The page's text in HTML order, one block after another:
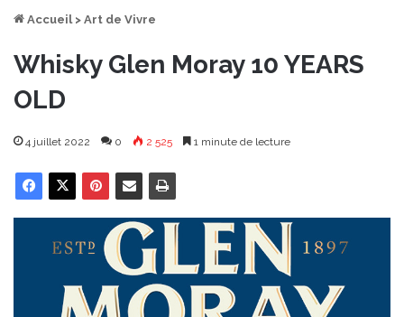
Accueil > Art de Vivre
Whisky Glen Moray 10 YEARS
OLD
4 juillet 2022 0 2 525 1 minute de lecture